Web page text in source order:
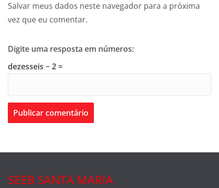
Salvar meus dados neste navegador para a próxima
vez que eu comentar.
Digite uma resposta em números:
dezesseis − 2 =
SEEB SANTA MARIA